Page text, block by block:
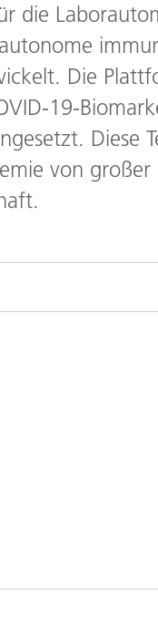
die
Die
19-
Diese
von